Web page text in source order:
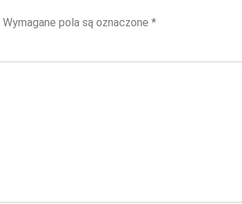
Wymagane pola są oznaczone *